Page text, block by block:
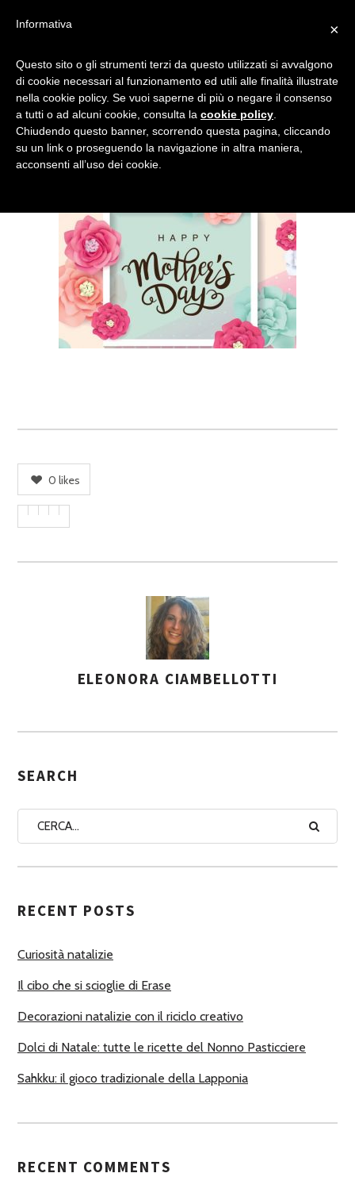
MEDIA_POST_CUD55UZ_FE
STA-MAMMA
0 likes
S
G
A
U
O
I
ELEONORA CIAMBELLOTTI
SEARCH
RECENT POSTS
Curiosità natalizie
Il cibo che si scioglie di Erase
Decorazioni natalizie con il riciclo creativo
Dolci di Natale: tutte le ricette del Nonno Pasticciere
Sahkku: il gioco tradizionale della Lapponia
RECENT COMMENTS
×
Informativa
Questo sito o gli strumenti terzi da questo utilizzati si avvalgono
di cookie necessari al funzionamento ed utili alle finalità illustrate
nella cookie policy. Se vuoi saperne di più o negare il consenso
a tutti o ad alcuni cookie, consulta la cookie policy
Chiudendo questo banner, scorrendo questa pagina, cliccando
su un link o proseguendo la navigazione in altra maniera,
acconsenti all’uso dei cookie.